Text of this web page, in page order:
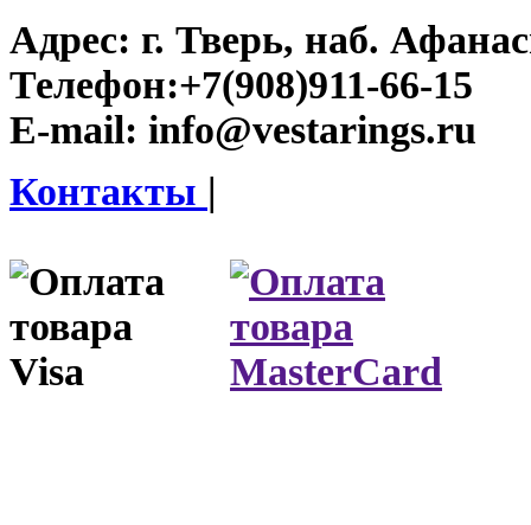
Адрес: г. Тверь, наб.
Телефон:+7(908)911-66-15
E-mail: info@vestarings.ru
Контакты |